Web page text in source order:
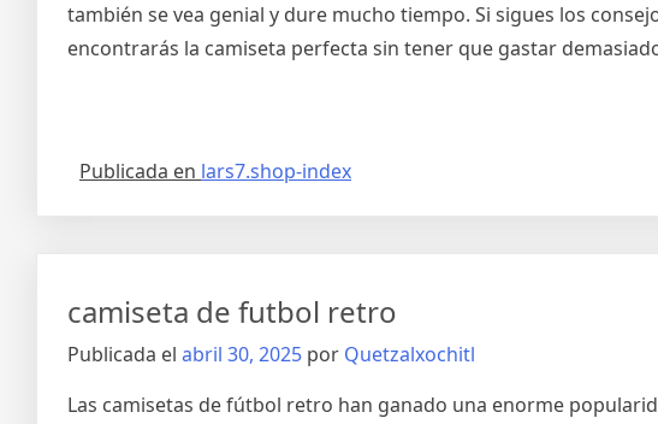
también se vea genial y dure mucho tiempo. Si sigues los
encontrarás la camiseta perfecta sin tener que gastar
Publicada en lars7.shop-index
camiseta de futbol retro
Publicada el abril 30, 2025 por Quetzalxochitl
Las camisetas de fútbol retro han ganado una enorme